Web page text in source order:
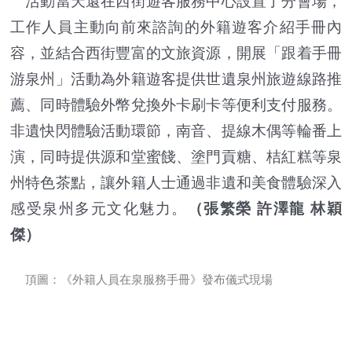
工作人員主動向前來諮詢的外籍遊客介紹手冊內
容，並結合西街豐富的文旅資源，開展「跟着手冊
游泉州」活動為外籍遊客提供世遺泉州旅遊線路推
薦、同時體驗外幣兌換外卡刷卡等便利支付服務。
非遺快閃體驗活動環節，南音、提線木偶等輪番上
演，同時提供源和堂蜜餞、塗門貢糖、桔紅糕等泉
州特色茶點，讓外籍人士通過非遺和美食體驗深入
感受泉州多元文化魅力。
（張繁榮 許澤龍 林穎
傑）
頂圖：《外籍人員在泉服務手冊》發布儀式現場